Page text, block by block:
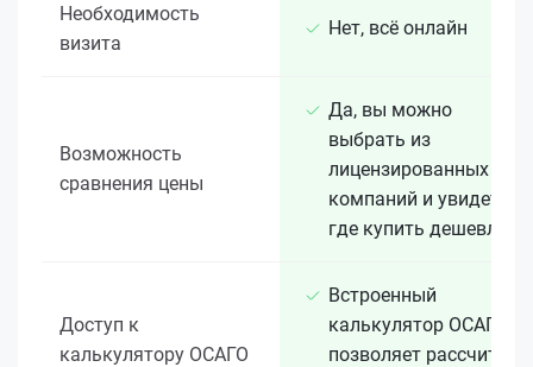
Необходимость
визита
Нет, всё онлайн
Возможность
сравнения цены
Да, вы можно
выбрать из
лицензированных 15+
компаний и увидеть,
где купить дешевле
Доступ к
калькулятору ОСАГО
Встроенный
калькулятор ОСАГО
позволяет рассчитать